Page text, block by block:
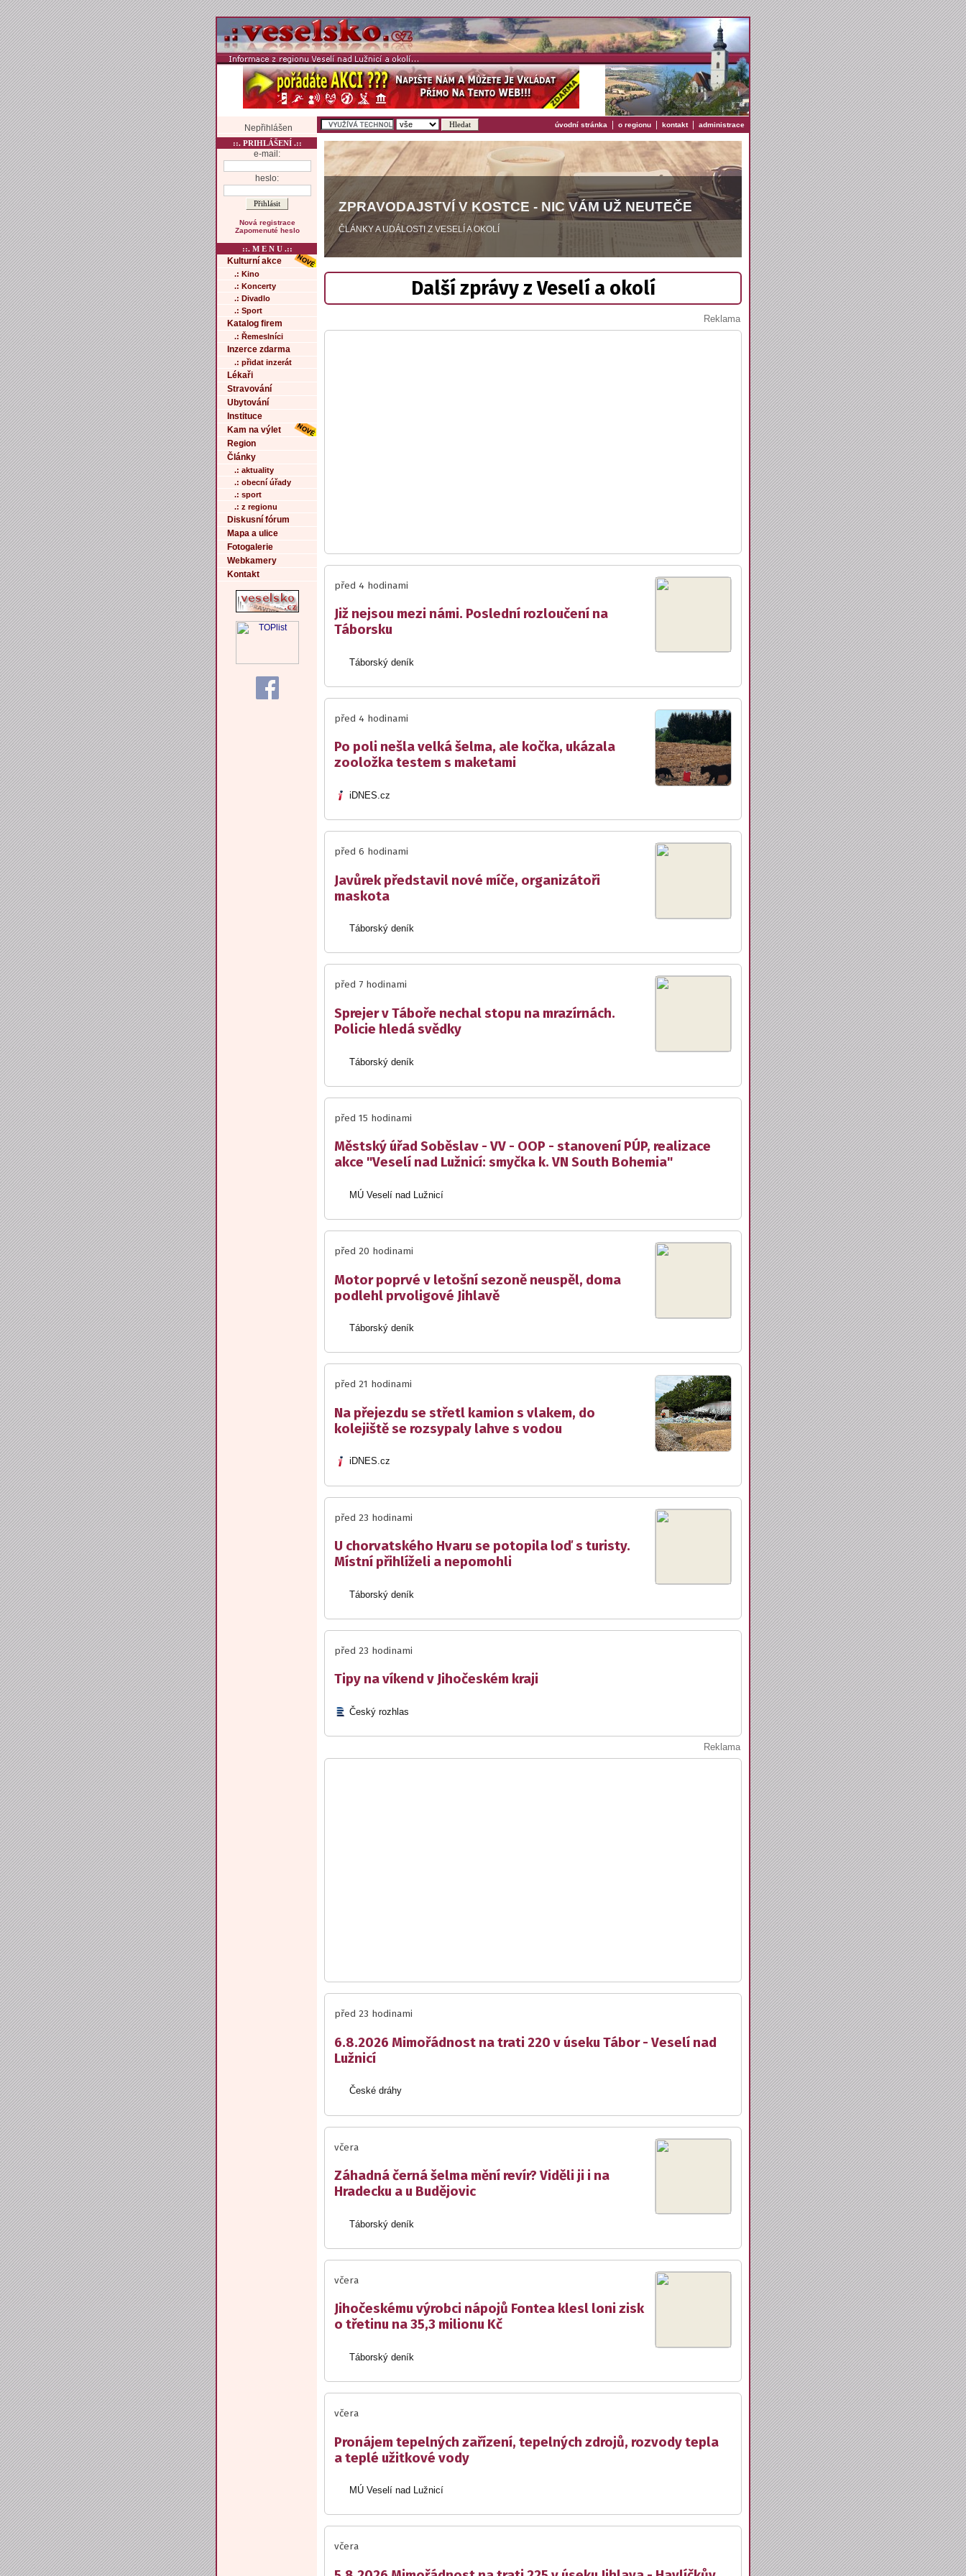
Nepřihlášen úvodní stránka | o regionu | kontakt| administrace
::. PRIHLÁŠENÍ .::
e-mail:
heslo:
Nová registrace
Zapomenuté heslo
::. M E N U .::
Kulturní akce
.: Kino
.: Koncerty
.: Divadlo
.: Sport
Katalog firem
.: Řemeslníci
Inzerce zdarma
.: přidat inzerát
Lékaři
Stravování
Ubytování
Instituce
Kam na výlet
Region
Články
.: aktuality
.: obecní úřady
.: sport
.: z regionu
Diskusní fórum
Mapa a ulice
Fotogalerie
Webkamery
Kontakt
ZPRAVODAJSTVÍ V KOSTCE - NIC VÁM UŽ NEUTEČE
ČLÁNKY A UDÁLOSTI Z VESELÍ A OKOLÍ
Další zprávy z Veselí a okolí
Reklama
před 4 hodinami
Již nejsou mezi námi. Poslední rozloučení na
Táborsku
Táborský deník
před 4 hodinami
Po poli nešla velká šelma, ale kočka, ukázala
zooložka testem s maketami
iDNES.cz
před 6 hodinami
Javůrek představil nové míče, organizátoři
maskota
Táborský deník
před 7 hodinami
Sprejer v Táboře nechal stopu na mrazírnách.
Policie hledá svědky
Táborský deník
před 15 hodinami
Městský úřad Soběslav - VV - OOP - stanovení PÚP, realizace
akce "Veselí nad Lužnicí: smyčka k. VN South Bohemia"
MÚ Veselí nad Lužnicí
před 20 hodinami
Motor poprvé v letošní sezoně neuspěl, doma
podlehl prvoligové Jihlavě
Táborský deník
před 21 hodinami
Na přejezdu se střetl kamion s vlakem, do
kolejiště se rozsypaly lahve s vodou
iDNES.cz
před 23 hodinami
U chorvatského Hvaru se potopila loď s turisty.
Místní přihlíželi a nepomohli
Táborský deník
před 23 hodinami
Tipy na víkend v Jihočeském kraji
Český rozhlas
Reklama
před 23 hodinami
6.8.2026 Mimořádnost na trati 220 v úseku Tábor - Veselí nad
Lužnicí
České dráhy
včera
Záhadná černá šelma mění revír? Viděli ji i na
Hradecku a u Budějovic
Táborský deník
včera
Jihočeskému výrobci nápojů Fontea klesl loni zisk
o třetinu na 35,3 milionu Kč
Táborský deník
včera
Pronájem tepelných zařízení, tepelných zdrojů, rozvody tepla
a teplé užitkové vody
MÚ Veselí nad Lužnicí
včera